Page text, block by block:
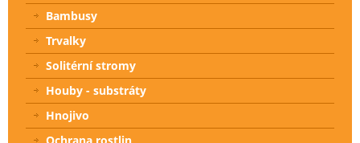
Bambusy
Trvalky
Solitérní stromy
Houby - substráty
Hnojivo